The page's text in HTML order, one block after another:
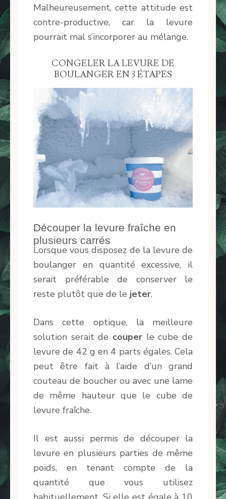
Malheureusement, cette attitude est
contre-productive, car la levure
pourrait mal s’incorporer au mélange.
CONGELER LA LEVURE DE
BOULANGER EN 3 ÉTAPES
Découper la levure fraîche en
plusieurs carrés
Lorsque vous disposez de la levure de
boulanger en quantité excessive, il
serait préférable de conserver le
reste plutôt que de le jeter.
Dans cette optique, la meilleure
solution serait de couper le cube de
levure de 42 g en 4 parts égales. Cela
peut être fait à l’aide d’un grand
couteau de boucher ou avec une lame
de même hauteur que le cube de
levure fraîche.
Il est aussi permis de découper la
levure en plusieurs parties de même
poids, en tenant compte de la
quantité que vous utilisez